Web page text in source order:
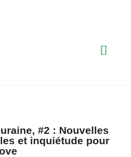
#2 : Nouvelles
et inquiétude pour